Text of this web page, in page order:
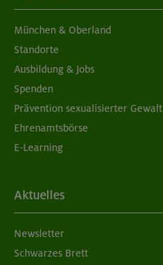
München & Oberland
Standorte
Ausbildung & Jobs
Spenden
Prävention sexualisierter Gewalt
Ehrenamtsbörse
E-Learning
Aktuelles
Newsletter
Schwarzes Brett